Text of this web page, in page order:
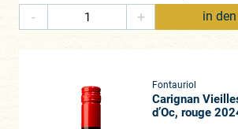
- + in
Fontauriol
Carignan
d’Oc, rouge